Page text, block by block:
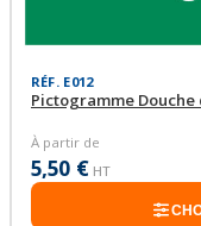
RÉF. E012
Pictogramme Douche
À partir de
5,50 € HT